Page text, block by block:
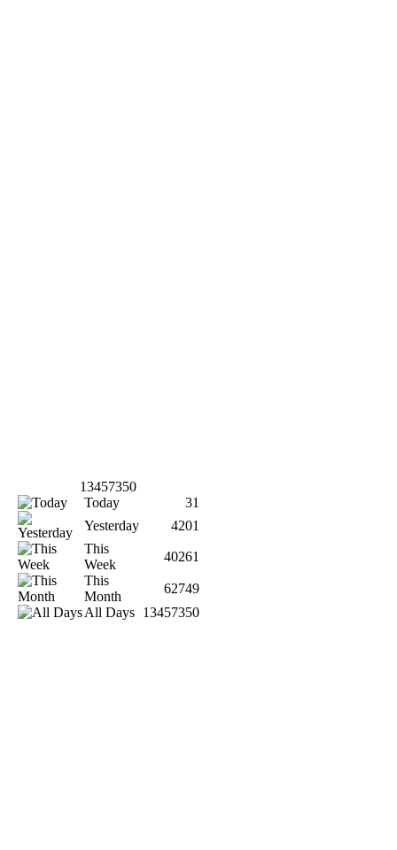
13457350
Today
31
Yesterday
4201
This
Week
40261
This
Month
62749
All Days
13457350